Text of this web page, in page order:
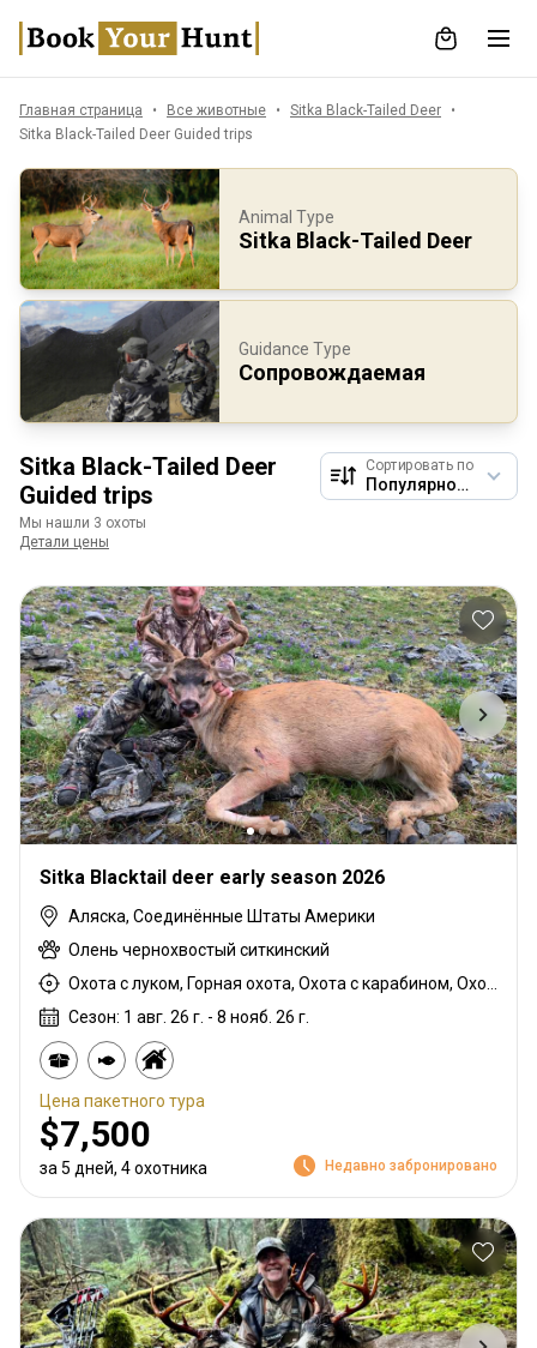
Главная страница Все животные
Sitka Black-Tailed Deer
Sitka Black-Tailed Deer Guided trips
Animal Type
Sitka Black-Tailed Deer
Guidance Type
Сопровождаемая
Sitka Black-Tailed Deer
Guided trips
Мы нашли 3 охоты
Детали цены
Сортировать по
Sitka Blacktail deer early season 2026
Аляска, Соединённые Штаты Америки
Олень чернохвостый ситкинский
Сезон: 1 авг. 26 г. - 8 нояб. 26 г.
Цена пакетного тура
$7,500
за 5 дней, 4 охотника Недавно забронировано